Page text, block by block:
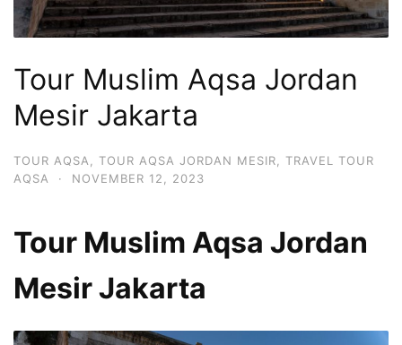
Tour Muslim Aqsa Jordan
Mesir Jakarta
TOUR AQSA TOUR AQSA JORDAN MESIR
TRAVEL TOUR
AQSA
· NOVEMBER 12, 2023
Tour Muslim Aqsa Jordan
Mesir Jakarta